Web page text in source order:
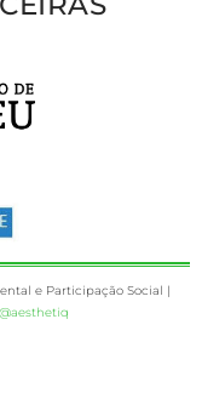
e Participação Social |
@aesthetiq